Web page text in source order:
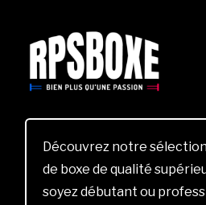
Découvrez notre
de boxe de qualité
soyez débutant ou